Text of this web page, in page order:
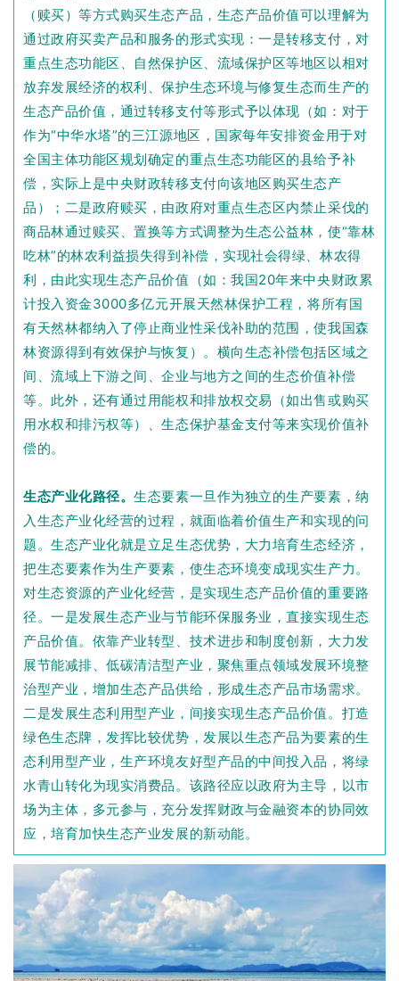
（赎买）等方式购买生态产品，生态产品价值可以理解为
通过政府买卖产品和服务的形式实现：一是转移支付，对
重点生态功能区、自然保护区、流域保护区等地区以相对
放弃发展经济的权利、保护生态环境与修复生态而生产的
生态产品价值，通过转移支付等形式予以体现（如：对于
作为“中华水塔”的三江源地区，国家每年安排资金用于对
全国主体功能区规划确定的重点生态功能区的县给予补
偿，实际上是中央财政转移支付向该地区购买生态产
品）；二是政府赎买，由政府对重点生态区内禁止采伐的
商品林通过赎买、置换等方式调整为生态公益林，使“靠林
吃林”的林农利益损失得到补偿，实现社会得绿、林农得
利，由此实现生态产品价值（如：我国20年来中央财政累
计投入资金3000多亿元开展天然林保护工程，将所有国
有天然林都纳入了停止商业性采伐补助的范围，使我国森
林资源得到有效保护与恢复）。横向生态补偿包括区域之
间、流域上下游之间、企业与地方之间的生态价值补偿
等。此外，还有通过用能权和排放权交易（如出售或购买
用水权和排污权等）、生态保护基金支付等来实现价值补
偿的。
生态产业化路径。生态要素一旦作为独立的生产要素，纳
入生态产业化经营的过程，就面临着价值生产和实现的问
题。生态产业化就是立足生态优势，大力培育生态经济，
把生态要素作为生产要素，使生态环境变成现实生产力。
对生态资源的产业化经营，是实现生态产品价值的重要路
径。一是发展生态产业与节能环保服务业，直接实现生态
产品价值。依靠产业转型、技术进步和制度创新，大力发
展节能减排、低碳清洁型产业，聚焦重点领域发展环境整
治型产业，增加生态产品供给，形成生态产品市场需求。
二是发展生态利用型产业，间接实现生态产品价值。打造
绿色生态牌，发挥比较优势，发展以生态产品为要素的生
态利用型产业，生产环境友好型产品的中间投入品，将绿
水青山转化为现实消费品。该路径应以政府为主导，以市
场为主体，多元参与，充分发挥财政与金融资本的协同效
应，培育加快生态产业发展的新动能。